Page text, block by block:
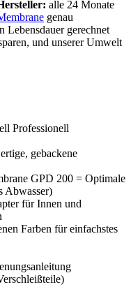
alle 24 Monate
genau
Lebensdauer gerechnet
und unserer Umwelt
Professionell
gebackene
GPD 200 = Optimale
Abwasser)
für Innen und
Farben für einfachstes